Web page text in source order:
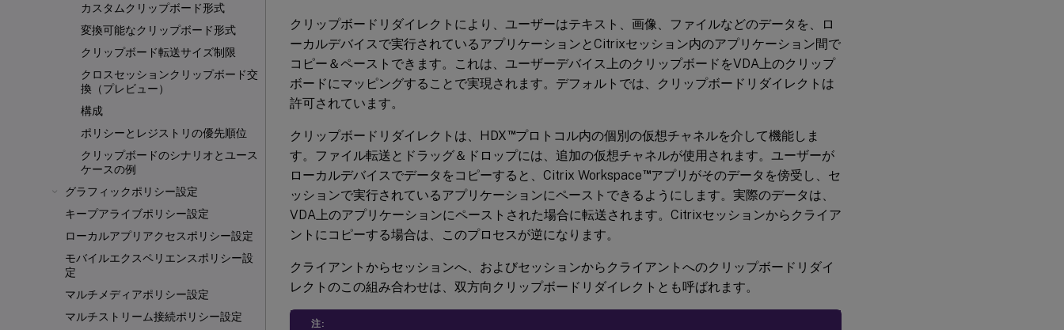
カスタムクリップボード形式
変換可能なクリップボード形式
クリップボード転送サイズ制限
クロスセッションクリップボード交
換（プレビュー）
構成
ポリシーとレジストリの優先順位
クリップボードのシナリオとユース
ケースの例
グラフィックポリシー設定
キープアライブポリシー設定
ローカルアプリアクセスポリシー設定
モバイルエクスペリエンスポリシー設
定
マルチメディアポリシー設定
マルチストリーム接続ポリシー設定
クリップボードリダイレクトにより、ユーザーはテキスト、画像、ファイルなどのデータを、ロ
ーカルデバイスで実行されているアプリケーションとCitrixセッション内のアプリケーション間で
コピー＆ペーストできます。これは、ユーザーデバイス上のクリップボードをVDA上のクリップ
ボードにマッピングすることで実現されます。デフォルトでは、クリップボードリダイレクトは
許可されています。
クリップボードリダイレクトは、HDX™プロトコル内の個別の仮想チャネルを介して機能しま
す。ファイル転送とドラッグ＆ドロップには、追加の仮想チャネルが使用されます。ユーザーが
ローカルデバイスでデータをコピーすると、Citrix Workspace™アプリがそのデータを傍受し、セ
ッションで実行されているアプリケーションにペーストできるようにします。実際のデータは、
VDA上のアプリケーションにペーストされた場合に転送されます。Citrixセッションからクライア
ントにコピーする場合は、このプロセスが逆になります。
クライアントからセッションへ、およびセッションからクライアントへのクリップボードリダイ
レクトのこの組み合わせは、双方向クリップボードリダイレクトとも呼ばれます。
注: